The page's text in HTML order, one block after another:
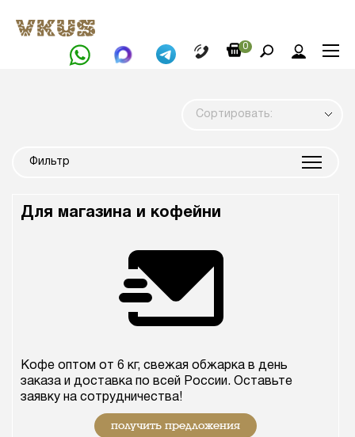
0
Сортировать:
Фильтр
Для магазина и кофейни
Кофе оптом от 6 кг, свежая обжарка в день
заказа и доставка по всей России. Оставьте
заявку на сотрудничества!
получить предложения